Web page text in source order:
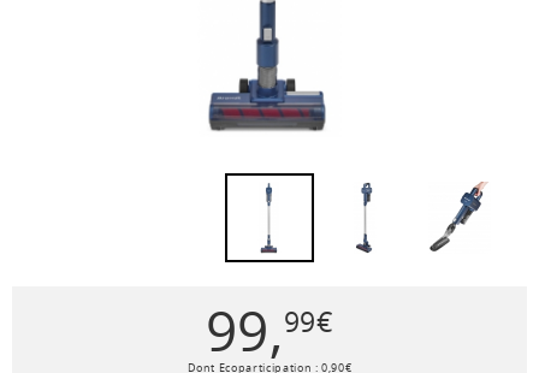
99,99€
Dont Ecoparticipation :0,90€